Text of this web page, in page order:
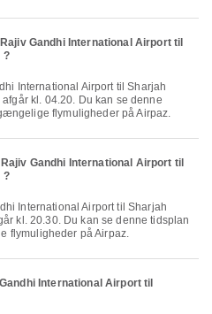
Gandhi International Airport til
?
kl. 04.20. Du kan se denne
flymuligheder på Airpaz.
Gandhi International Airport til
?
kl. 20.30. Du kan se denne tidsplan
flymuligheder på Airpaz.
International Airport til